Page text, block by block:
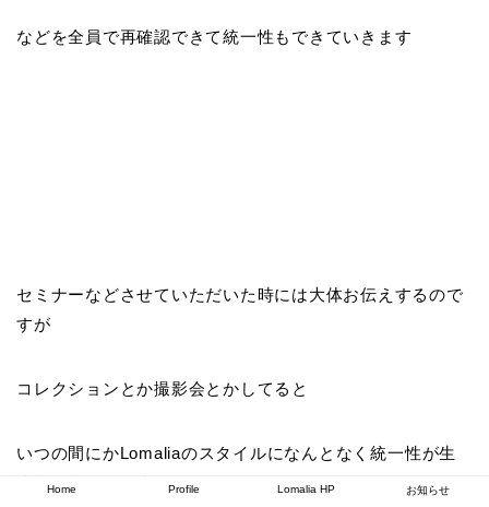
などを全員で再確認できて統一性もできていきます
セミナーなどさせていただいた時には大体お伝えするので
すが
コレクションとか撮影会とかしてると
いつの間にかLomaliaのスタイルになんとなく統一性が生
まれてくるんです
Home Profile Lomalia HP お知らせ